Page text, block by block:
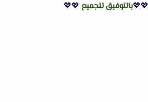
💖💖بالتوفيق للجميع 💖💖